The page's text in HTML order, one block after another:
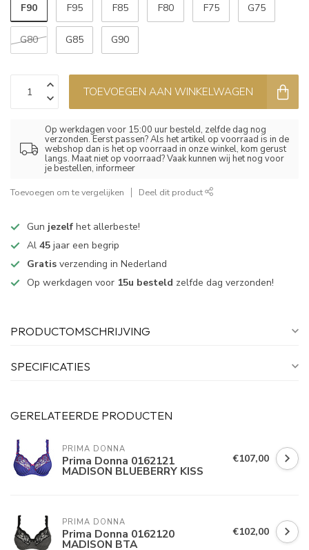
F90 F95 F85 F80 F75 G75
G80 G85 G90
TOEVOEGEN AAN WINKELWAGEN
Op werkdagen voor 15:00 uur besteld, zelfde dag nog
verzonden. Eerst passen? Als het artikel op voorraad is in de
webshop dan is het op voorraad in onze winkel, kom gerust
langs. Maat niet op voorraad? Vaak kunnen wij het nog voor
je bestellen, informeer
Toevoegen om te vergelijken Deel dit product
Gun jezelf het allerbeste!
Al 45 jaar een begrip
Gratis verzending in Nederland
Op werkdagen voor 15u besteld zelfde dag verzonden!
PRODUCTOMSCHRIJVING
SPECIFICATIES
GERELATEERDE PRODUCTEN
PRIMA DONNA
Prima Donna 0162121
MADISON BLUEBERRY KISS
€107,00
PRIMA DONNA
Prima Donna 0162120
MADISON BTA
€102,00